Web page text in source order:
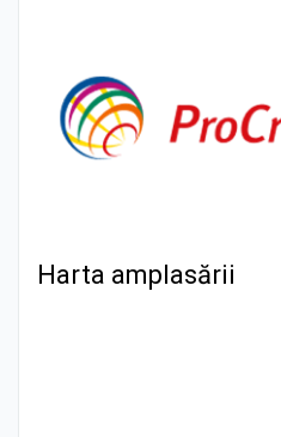
Harta amplasării